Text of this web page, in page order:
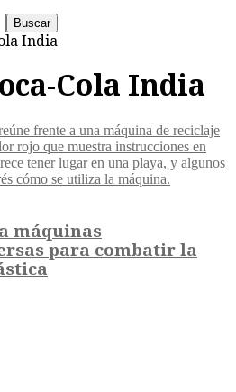
India
Cola India
máquinas
para combatir la